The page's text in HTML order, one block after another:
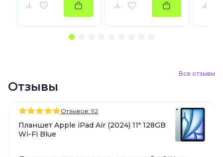
Отзывы
Все отзывы
Отзывов: 92
Планшет Apple iPad Air (2024) 11" 128GB
Wi-Fi Blue